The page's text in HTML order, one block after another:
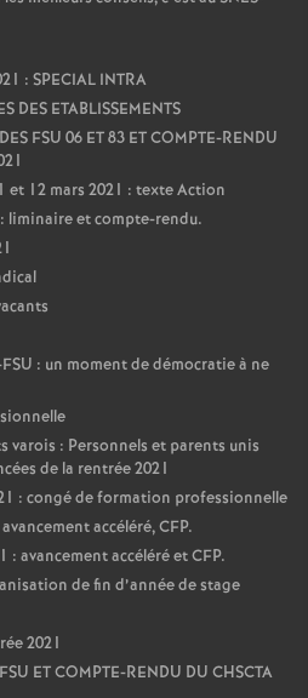
: SPECIAL INTRA
DES ETABLISSEMENTS
FSU 06 ET 83 ET COMPTE-RENDU
et 12 mars 2021 : texte Action
: liminaire et compte-rendu.
: un moment de démocratie à ne
: Personnels et parents unis
de la rentrée 2021
: congé de formation professionnelle
accéléré, CFP.
: avancement accéléré et CFP.
de fin d’année de stage
2021
ET COMPTE-RENDU DU CHSCTA